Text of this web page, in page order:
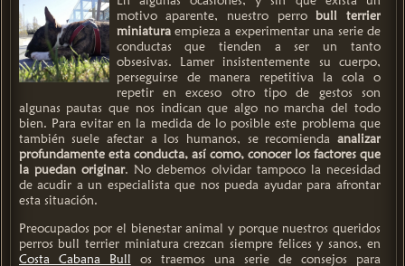
motivo aparente, nuestro perrobull terrier
miniaturaempieza a experimentar una serie de
conductas que tienden a ser un tanto
obsesivas. Lamer insistentemente su cuerpo,
perseguirse de manera repetitiva la cola o
repetir en exceso otro tipo de gestos son
algunas pautas que nos indican que algo no marcha del todo
bien. Para evitar en la medida de lo posible este problema que
también suele afectar a los humanos, se recomienda analizar
profundamente esta conducta, así como, conocer los factores que
la puedan originar. No debemos olvidar tampoco la necesidad
de acudir a un especialista que nos pueda ayudar para afrontar
esta situación.
Preocupados por el bienestar animal y porque nuestros queridos
perros bull terrier miniatura crezcan siempre felices y sanos, en
Costa Cabana Bull os traemos una serie de consejos para